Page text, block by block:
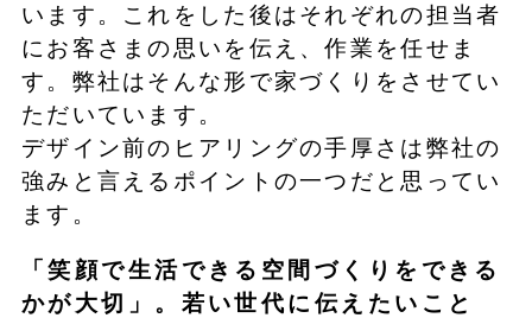
います。これをした後はそれぞれの担当者
にお客さまの思いを伝え、作業を任せま
す。弊社はそんな形で家づくりをさせてい
ただいています。
デザイン前のヒアリングの手厚さは弊社の
強みと言えるポイントの一つだと思ってい
ます。
「笑顔で生活できる空間づくりをできる
かが大切」。若い世代に伝えたいこと